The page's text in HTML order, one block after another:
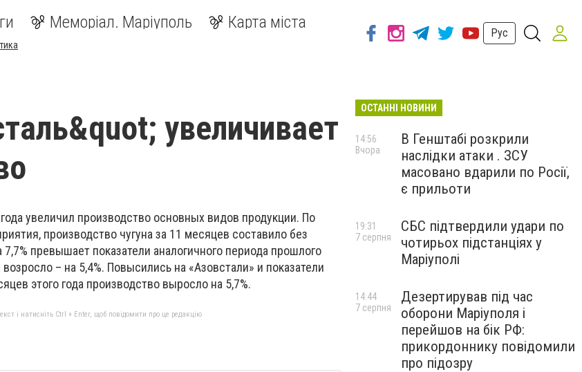
Меморіал. Маріуполь Карта міста
Рус
увеличивает
увеличил производство основных видов продукции. По
производство чугуна за 11 месяцев составило без
превышает показатели аналогичного периода прошлого
– на 5,4%. Повысились на «Азовстали» и показатели
этого года производство выросло на 5,7%.
і натисніть Ctrl + Enter, щоб повідомити про це редакцію
ОСТАННІ НОВИНИ
В Генштабі розкрили
наслідки атаки . ЗСУ
масовано вдарили по Росії,
є прильоти
14:56
Вчора
СБС підтвердили удари по
чотирьох підстанціях у
Маріуполі
19:31
7 серпня
Дезертирував під час
оборони Маріуполя і
перейшов на бік РФ:
прикордоннику повідомили
про підозру
14:44
7 серпня